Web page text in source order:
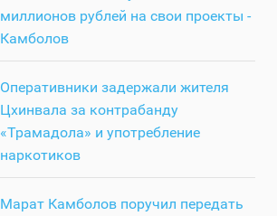
миллионов рублей на свои проекты -
Камболов
Оперативники задержали жителя
Цхинвала за контрабанду
«Трамадола» и употребление
наркотиков
Марат Камболов поручил передать